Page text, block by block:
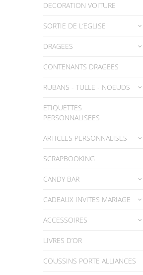
DECORATION VOITURE
SORTIE DE L’EGLISE
DRAGEES
CONTENANTS DRAGEES
RUBANS - TULLE - NOEUDS
ETIQUETTES
PERSONNALISEES
ARTICLES PERSONNALISES
SCRAPBOOKING
CANDY BAR
CADEAUX INVITES MARIAGE
ACCESSOIRES
LIVRES D’OR
COUSSINS PORTE ALLIANCES